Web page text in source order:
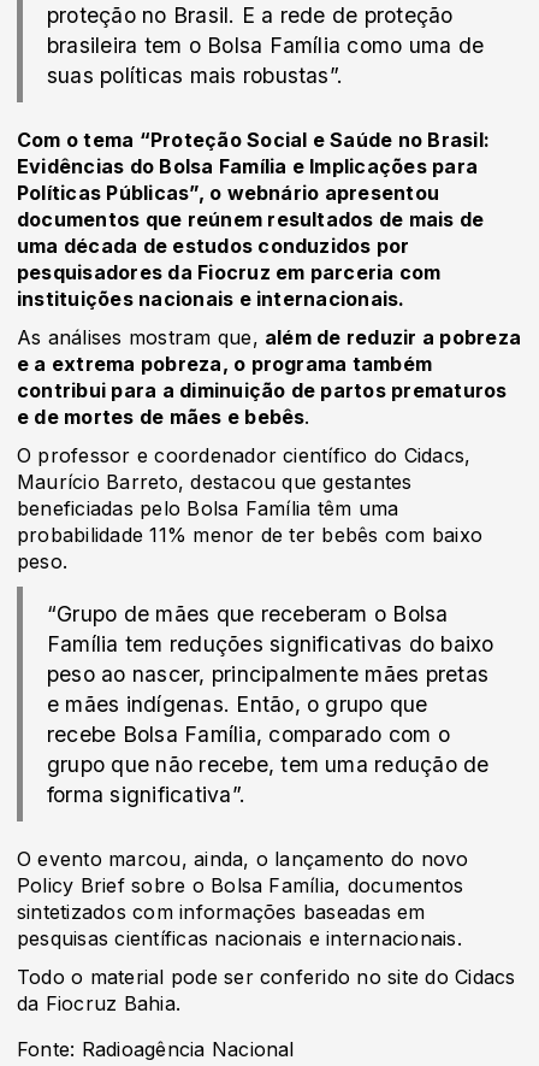
proteção no Brasil. E a rede de proteção
brasileira tem o Bolsa Família como uma de
suas políticas mais robustas”.
Com o tema “Proteção Social e Saúde no Brasil:
Evidências do Bolsa Família e Implicações para
Políticas Públicas”, o webnário apresentou
documentos que reúnem resultados de mais de
uma década de estudos conduzidos por
pesquisadores da Fiocruz em parceria com
instituições nacionais e internacionais.
As análises mostram que, além de reduzir a pobreza
e a extrema pobreza, o programa também
contribui para a diminuição de partos prematuros
e de mortes de mães e bebês.
O professor e coordenador científico do Cidacs,
Maurício Barreto, destacou que gestantes
beneficiadas pelo Bolsa Família têm uma
probabilidade 11% menor de ter bebês com baixo
peso.
“Grupo de mães que receberam o Bolsa
Família tem reduções significativas do baixo
peso ao nascer, principalmente mães pretas
e mães indígenas. Então, o grupo que
recebe Bolsa Família, comparado com o
grupo que não recebe, tem uma redução de
forma significativa”.
O evento marcou, ainda, o lançamento do novo
Policy Brief sobre o Bolsa Família, documentos
sintetizados com informações baseadas em
pesquisas científicas nacionais e internacionais.
Todo o material pode ser conferido no site do Cidacs
da Fiocruz Bahia.
Fonte: Radioagência Nacional